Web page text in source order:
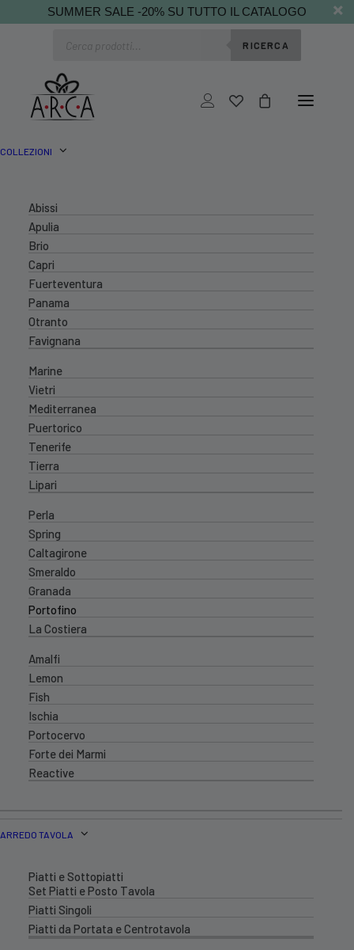
SUMMER SALE -20% SU TUTTO IL CATALOGO
RICERCA
COLLEZIONI
Abissi
Apulia
Brio
Capri
Fuerteventura
Panama
Otranto
Favignana
Marine
Vietri
Mediterranea
Puertorico
Tenerife
Tierra
Lipari
Perla
Spring
Caltagirone
Smeraldo
Granada
Portofino
La Costiera
Amalfi
Lemon
Fish
Ischia
Portocervo
Forte dei Marmi
Reactive
ARREDO TAVOLA
Piatti e Sottopiatti
Set Piatti e Posto Tavola
Piatti Singoli
Piatti da Portata e Centrotavola